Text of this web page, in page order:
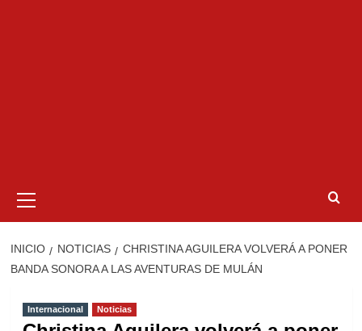
primario
INICIO NOTICIAS
CHRISTINA AGUILERA VOLVERÁ A PONER
BANDA SONORA A LAS AVENTURAS DE MULÁN
Internacional Noticias